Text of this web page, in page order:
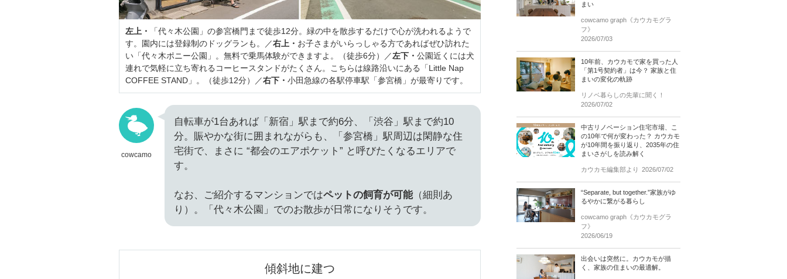
左上・
「代々木公園」の参宮橋門まで徒歩12分。緑の中を散歩するだけで心が洗われるようで
す。園内には登録制のドッグランも。／右上・ お子さまがいらっしゃる方であればぜひ訪れた
い「代々木ポニー公園」。無料で乗馬体験ができますよ。（徒歩6分）／左下・ 公園近くには犬
連れで気軽に立ち寄れるコーヒースタンドがたくさん。こちらは線路沿いにある「Little Nap
COFFEE STAND」。（徒歩12分）／右下・ 小田急線の各駅停車駅「参宮橋」が最寄りです。
cowcamo
自転車が1台あれば「新宿」駅まで約6分、「渋谷」駅まで約10
分。賑やかな街に囲まれながらも、「参宮橋」駅周辺は閑静な住
宅街で、まさに “都会のエアポケット” と呼びたくなるエリアで
す。
なお、ご紹介するマンションではペットの飼育が可能（細則あ
り）。「代々木公園」でのお散歩が日常になりそうです。
傾斜地に建つ
まい
cowcamo graph《カウカモグラ
フ》
2026/07/03
10年前、カウカモで家を買った人
「第1号契約者」は今？ 家族と住
まいの変化の軌跡
リノベ暮らしの先輩に聞く！
2026/07/02
中古リノベーション住宅市場、こ
の10年で何が変わった？ カウカモ
が10年間を振り返り、2035年の住
まいさがしを読み解く
カウカモ編集部より 2026/07/02
“Separate, but together.”家族がゆ
るやかに繋がる暮らし
cowcamo graph《カウカモグラ
フ》
2026/06/19
出会いは突然に。カウカモが描
く、家族の住まいの最適解。